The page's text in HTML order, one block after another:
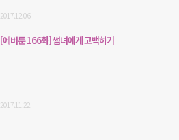
2017.12.06
[에버툰 166화] 썸녀에게 고백하기
2017.11.22